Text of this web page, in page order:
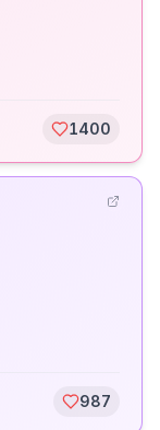
1400
987